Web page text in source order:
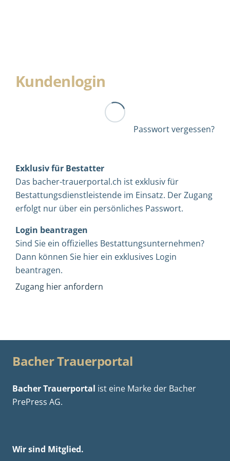
Kundenlogin
Passwort vergessen?
Exklusiv für Bestatter
Das bacher-trauerportal.ch ist exklusiv für
Bestattungsdienstleistende im Einsatz. Der Zugang
erfolgt nur über ein persönliches Passwort.
Login beantragen
Sind Sie ein offizielles Bestattungsunternehmen?
Dann können Sie hier ein exklusives Login
beantragen.
Zugang hier anfordern
Bacher Trauerportal
Bacher Trauerportal ist eine Marke der Bacher
PrePress AG.
Wir sind Mitglied.